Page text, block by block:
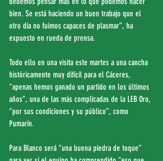
bien. Se está haciendo un buen trabajo que el
otro día no fuimos capaces de plasmar”, ha
expuesto en rueda de prensa.
Todo ello en una visita este martes a una cancha
históricamente muy difícil para el Cáceres,
"apenas hemos ganado un partido en los últimos
años”, una de las más complicadas de la LEB Oro,
“por sus condiciones y su público”, como
Pumarín.
Para Blanco será “una buena piedra de toque”